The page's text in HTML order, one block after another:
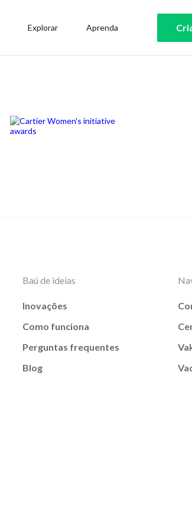
Explorar Aprenda
Baú de ideias
Inovações
Como funciona
Perguntas frequentes
Blog